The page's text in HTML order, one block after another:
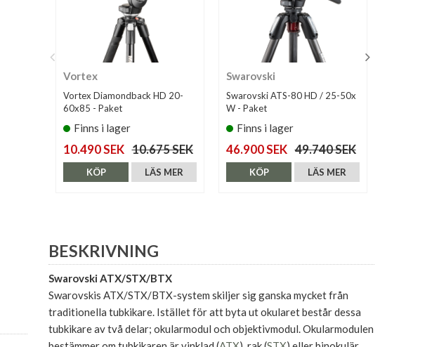
Vortex
Vortex Diamondback HD 20-
60x85 - Paket
Finns i lager
10.490 SEK 10.675 SEK
LÄS MER
KÖP
Swarovski
Swarovski ATS-80 HD / 25-50x
W - Paket
Finns i lager
46.900 SEK 49.740 SEK
LÄS MER
KÖP
BESKRIVNING
Swarovski ATX/STX/BTX
Swarovskis ATX/STX/BTX-system skiljer sig ganska mycket från
traditionella tubkikare. Istället för att byta ut okularet består dessa
tubkikare av två delar; okularmodul och objektivmodul. Okularmodulen